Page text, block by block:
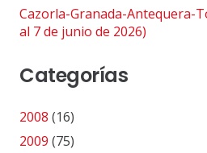
Cazorla-Granada-Antequera-
al 7 de junio de 2026)
Categorías
2008 (16)
2009 (75)